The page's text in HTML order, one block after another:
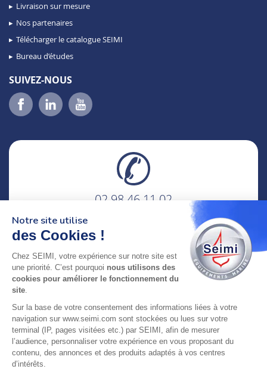
Livraison sur mesure
Nos partenaires
Télécharger le catalogue SEIMI
Bureau d’études
SUIVEZ-NOUS
02 98 46 11 02
adresse : 75 Rue Amiral Troude,
29200 Brest FRANCE
LABELLISÉE
Notre site utilise
des Cookies !
Chez SEIMI, votre expérience sur notre site est
une priorité. C’est pourquoi nous utilisons des
cookies pour améliorer le fonctionnement du
site.
Sur la base de votre consentement des informations liées à votre
navigation sur www.seimi.com sont stockées ou lues sur votre
terminal (IP, pages visitées etc.) par SEIMI, afin de mesurer
l’audience, personnaliser votre expérience en vous proposant du
contenu, des annonces et des produits adaptés à vos centres
d’intérêts.